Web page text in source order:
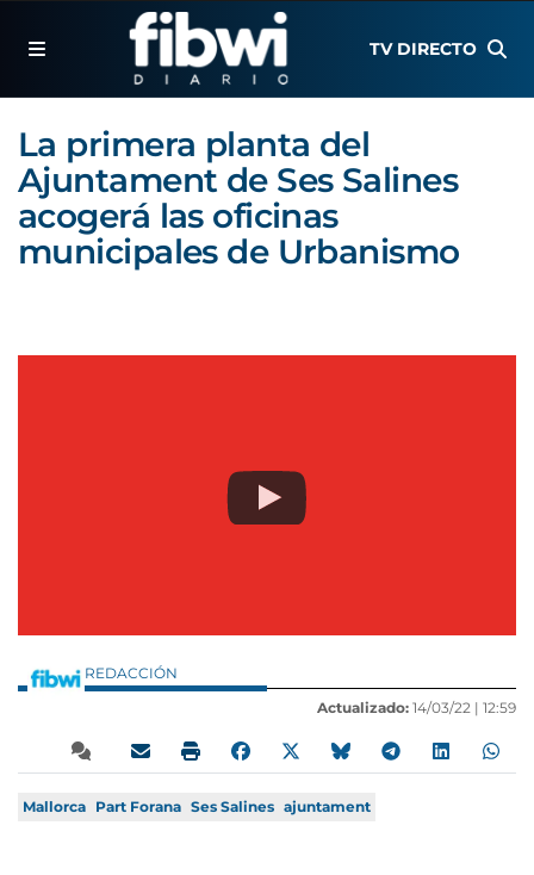
TV DIRECTO
La primera planta del
Ajuntament de Ses Salines
acogerá las oficinas
municipales de Urbanismo
REDACCIÓN
Actualizado: 14/03/22 | 12:59
Mallorca Part Forana Ses Salines ajuntament